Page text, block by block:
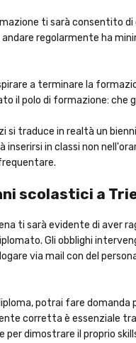
ti sarà consentito
andare regolarmente ha
a terminare la
il polo di formazione: che
si traduce in realtà un
inserirsi in classi non
scolastici a
ti sarà evidente di aver
Gli obblighi
via mail con del
potrai fare domanda
corretta è essenziale
per dimostrare il proprio